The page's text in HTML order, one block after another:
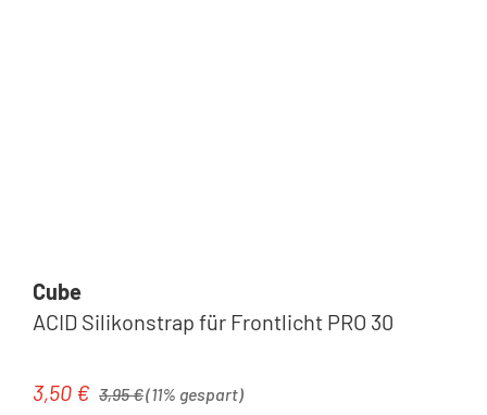
Cube
ACID Silikonstrap für Frontlicht PRO 30
Verkaufspreis:
3,50 € 3,95 €(11% gespart)